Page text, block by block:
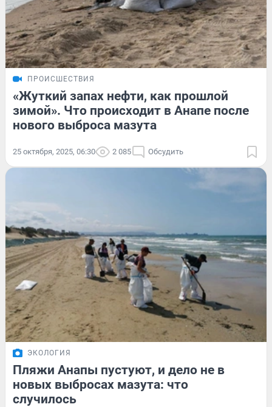
ПРОИСШЕСТВИЯ
«Жуткий запах нефти, как прошлой
зимой». Что происходит в Анапе после
нового выброса мазута
25 октября, 2025, 06:30 2 085 Обсудить
ЭКОЛОГИЯ
Пляжи Анапы пустуют, и дело не в
новых выбросах мазута: что
случилось